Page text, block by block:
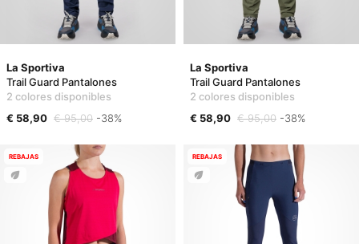
La Sportiva
Trail Guard Pantalones
2 colores disponibles
€ 58,90 € 95,00 -38%
La Sportiva
Trail Guard Pantalones
2 colores disponibles
€ 58,90 € 95,00 -38%
REBAJAS REBAJAS